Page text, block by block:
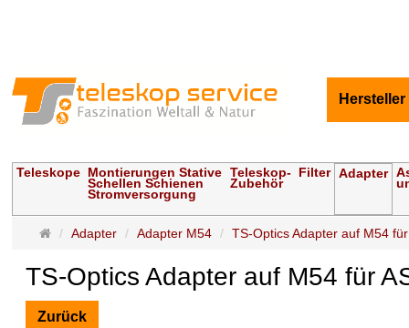
Teleskope Montierungen Stative
Schellen Schienen
Stromversorgung
Teleskop-
Zubehör
Filter Adapter
Startseite
Adapter Adapter M54 TS-Optics Adapter auf M54
TS-Optics Adapter auf M54 für
Zurück